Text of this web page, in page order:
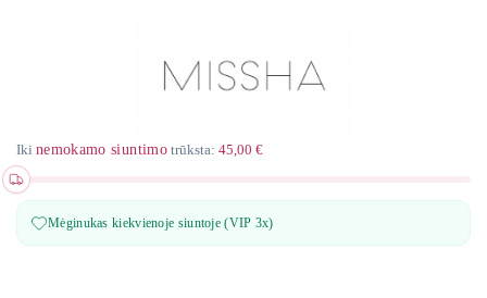
Iki nemokamo siuntimotrūksta: 45,00 €
Mėginukas kiekvienoje siuntoje (VIP 3x)